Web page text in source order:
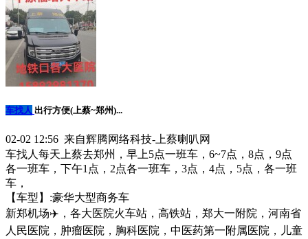
车找人 出行方便(上蔡~郑州)...
02-02 12:56 来自辉腾网络科技-上蔡喇叭网
车找人每天上蔡去郑州，早上5点一班车，6~7点，8点，9点
各一班车，下午1点，2点各一班车，3点，4点，5点，各一班
车，
【车型】:豪华大型商务车
新郑机场✈️，各大医院火车站，高铁站，郑大一附院，河南省
人民医院，肿瘤医院，胸科医院，中医药第一附属医院，儿童